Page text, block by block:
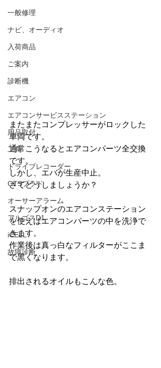
一般修理
ナビ、オーディオ
入荷商品
ご案内
診断機
エアコン
エアコンサービスステーション
用品取付
工具
ドライブレコーダー
GTSプラド
オーサーアラーム
アルゴスD1
iCELL
故障診断
またまたコンプレッサーがロックした
車両です。
通常こうなるとエアコンパーツ全交換
です。
しかし、エバが生産中止。
さてどうしましょうか？
スナップオンのエアコンステーション
を使えばエアコンパーツの中を洗浄で
きます。
作業後は真っ白なフィルターがここま
で黒くなります。
排出されるオイルもこんな色。